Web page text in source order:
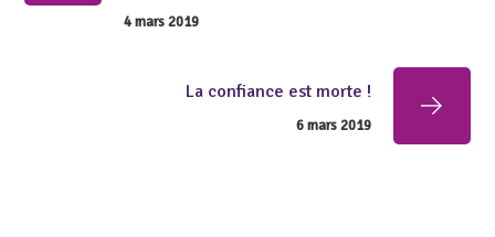
4 mars 2019
La confiance est morte !
6 mars 2019